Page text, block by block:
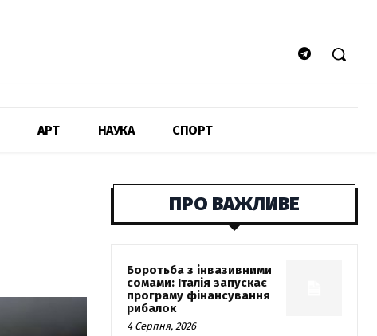
АРТ НАУКА СПОРТ
ПРО ВАЖЛИВЕ
Боротьба з інвазивними
сомами: Італія запускає
програму фінансування
рибалок
4 Серпня, 2026